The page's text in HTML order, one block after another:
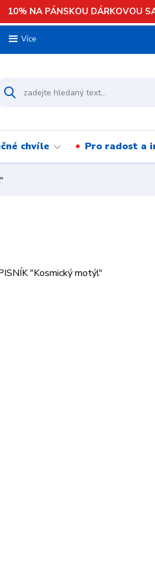
10% NA PÁNSKOU DÁRKOVOU
Více
chvíle Pro radost a